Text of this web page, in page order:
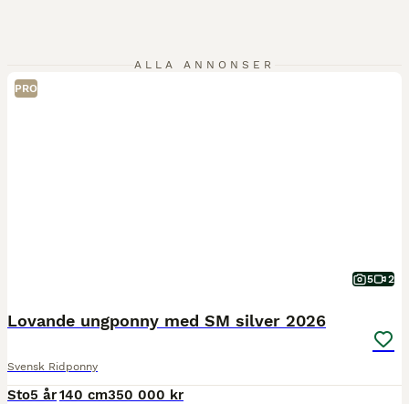
ALLA ANNONSER
PRO
5 2
Lovande ungponny med SM silver 2026
Svensk Ridponny
Sto5 år140 cm350 000 kr